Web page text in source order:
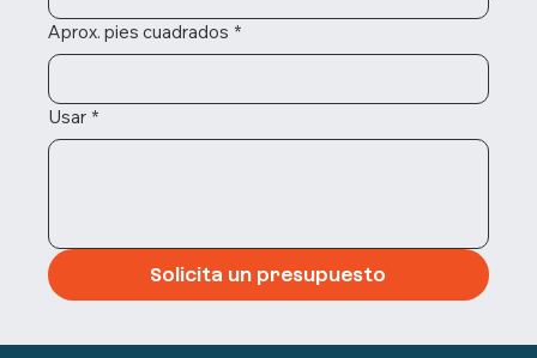
Aprox. pies cuadrados *
Usar *
Solicita un presupuesto